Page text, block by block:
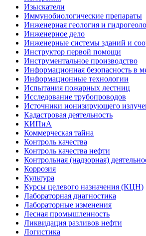
Изыскатели
Иммунобиологические препараты
Инженерная геология и
Инженерное дело
Инженерные системы зданий и
Инструктор первой помощи
Инструментальное производство
Информационная безопасность в
Информационные технологии
Испытания пожарных лестниц
Исследование трубопроводов
Источники ионизирующего
Кадастровая деятельность
КИПиА
Коммерческая тайна
Контроль качества
Контроль качества нефти
Контрольная (надзорная)
Коррозия
Культура
Курсы целевого назначения (КЦН)
Лабораторная диагностика
Лабораторные изменения
Лесная промышленность
Ликвидация разливов нефти
Логистика